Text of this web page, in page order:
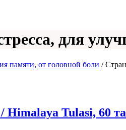
для
памяти, от головной боли /
Tulasi, 60